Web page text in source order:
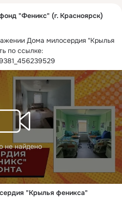
"Феникс" (г. Красноярск)
Дома милосердия "Крылья
по ссылке:
не найдено
"Крылья феникса"